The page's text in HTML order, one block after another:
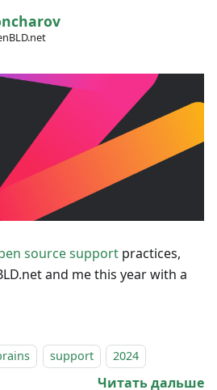
source support practices,
and me this year with a
support 2024
Читать дальше